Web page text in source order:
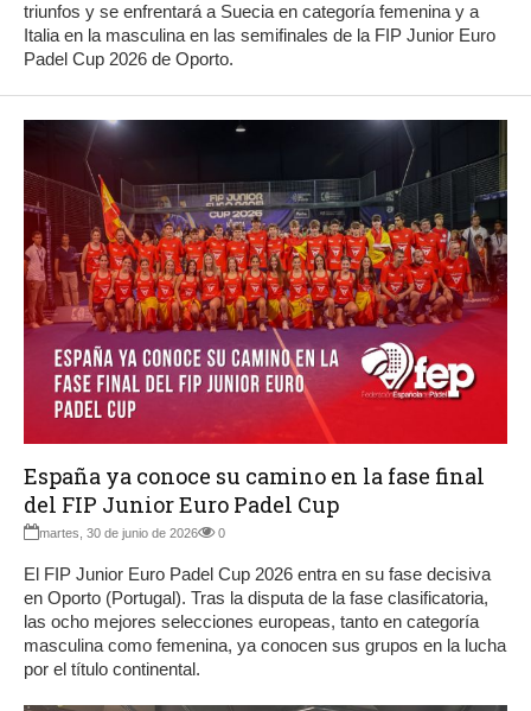
triunfos y se enfrentará a Suecia en categoría femenina y a
Italia en la masculina en las semifinales de la FIP Junior Euro
Padel Cup 2026 de Oporto.
España ya conoce su camino en la fase final
del FIP Junior Euro Padel Cup
martes, 30 de junio de 2026 0
El FIP Junior Euro Padel Cup 2026 entra en su fase decisiva
en Oporto (Portugal). Tras la disputa de la fase clasificatoria,
las ocho mejores selecciones europeas, tanto en categoría
masculina como femenina, ya conocen sus grupos en la lucha
por el título continental.